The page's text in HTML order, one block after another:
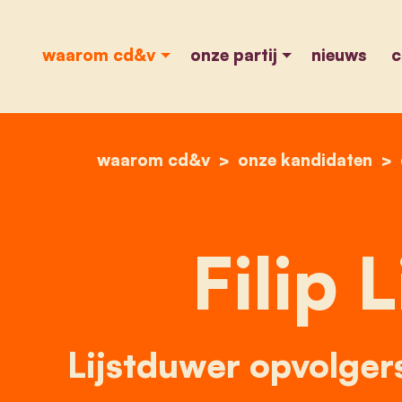
waarom cd&v onze partij nieuws
waarom cd&v onze kandidaten
Filip
Lijstduwer